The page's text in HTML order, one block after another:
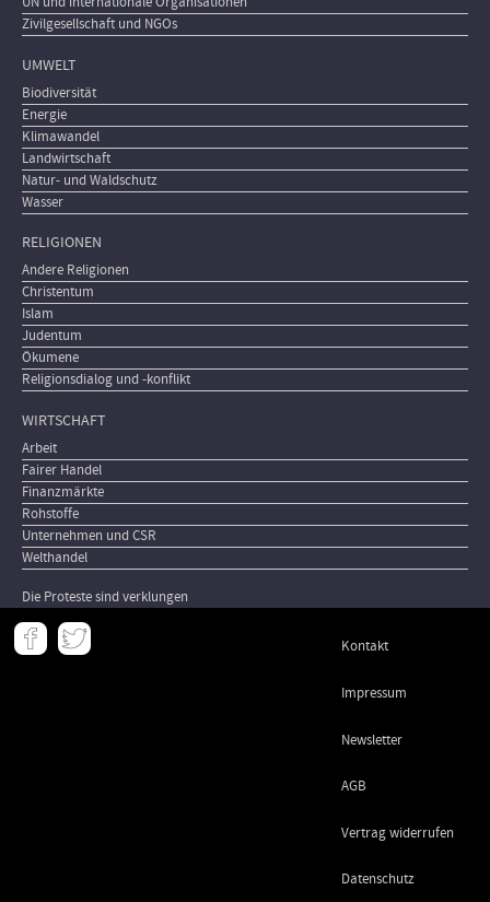
Zivilgesellschaft und NGOs
UMWELT
Biodiversität
Energie
Klimawandel
Landwirtschaft
Natur- und Waldschutz
Wasser
RELIGIONEN
Andere Religionen
Christentum
Islam
Judentum
Ökumene
Religionsdialog und -konflikt
WIRTSCHAFT
Arbeit
Fairer Handel
Finanzmärkte
Rohstoffe
Unternehmen und CSR
Welthandel
Die Proteste sind verklungen
Meta
- Kontakt
Impressum
Newsletter
AGB
Vertrag widerrufen
Datenschutz